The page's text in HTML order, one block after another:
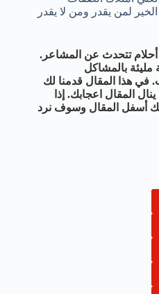
الخير لمن يقدر ومن لا يقدر
تتحدث عن المشاعر.
بالمشاكل
هذا المقال قدمنا لك
المقال اعجابك. إذا
أسفل المقال وسوف نرد